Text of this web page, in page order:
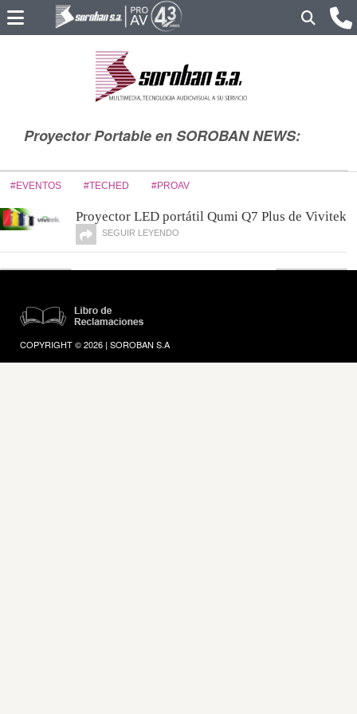
Proyector Portable en SOROBAN NEWS:
#EVENTOS #TECHED #PROAV
Proyector LED portátil Qumi Q7 Plus de Vivitek
SEGUIR LEYENDO
COPYRIGHT © 2026 | SOROBAN S.A